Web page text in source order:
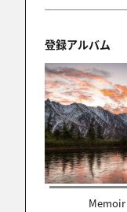
強いて言えば、
山稜との対比っ
熊﨑克
2023/11/
たっちーさん
登録アルバム
Memoir